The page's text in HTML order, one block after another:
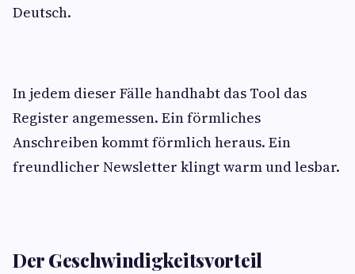
Deutsch.
In jedem dieser Fälle handhabt das Tool das
Register angemessen. Ein förmliches
Anschreiben kommt förmlich heraus. Ein
freundlicher Newsletter klingt warm und lesbar.
Der Geschwindigkeitsvorteil